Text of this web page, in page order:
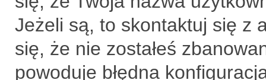
Jeżeli są, to skontaktuj się z
się, że nie zostałeś
powoduje błędna